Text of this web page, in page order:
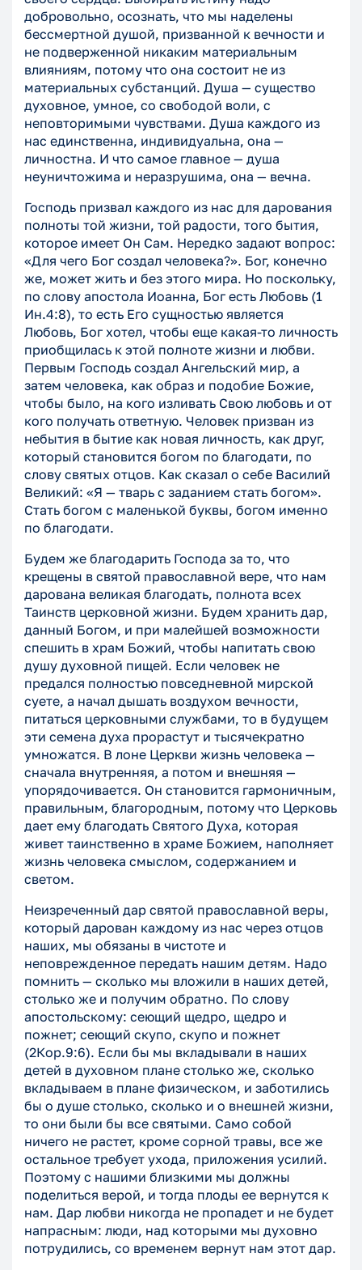
добровольно, осознать, что мы наделены
бессмертной душой, призванной к вечности и
не подверженной никаким материальным
влияниям, потому что она состоит не из
материальных субстанций. Душа — существо
духовное, умное, со свободой воли, с
неповторимыми чувствами. Душа каждого из
нас единственна, индивидуальна, она —
личностна. И что самое главное — душа
неуничтожима и неразрушима, она — вечна.
Господь призвал каждого из нас для дарования
полноты той жизни, той радости, того бытия,
которое имеет Он Сам. Нередко задают вопрос:
«Для чего Бог создал человека?». Бог, конечно
же, может жить и без этого мира. Но поскольку,
по слову апостола Иоанна, Бог есть Любовь (1
Ин.4:8), то есть Его сущностью является
Любовь, Бог хотел, чтобы еще какая-то личность
приобщилась к этой полноте жизни и любви.
Первым Господь создал Ангельский мир, а
затем человека, как образ и подобие Божие,
чтобы было, на кого изливать Свою любовь и от
кого получать ответную. Человек призван из
небытия в бытие как новая личность, как друг,
который становится богом по благодати, по
слову святых отцов. Как сказал о себе Василий
Великий: «Я — тварь с заданием стать богом».
Стать богом с маленькой буквы, богом именно
по благодати.
Будем же благодарить Господа за то, что
крещены в святой православной вере, что нам
дарована великая благодать, полнота всех
Таинств церковной жизни. Будем хранить дар,
данный Богом, и при малейшей возможности
спешить в храм Божий, чтобы напитать свою
душу духовной пищей. Если человек не
предался полностью повседневной мирской
суете, а начал дышать воздухом вечности,
питаться церковными службами, то в будущем
эти семена духа прорастут и тысячекратно
умножатся. В лоне Церкви жизнь человека —
сначала внутренняя, а потом и внешняя —
упорядочивается. Он становится гармоничным,
правильным, благородным, потому что Церковь
дает ему благодать Святого Духа, которая
живет таинственно в храме Божием, наполняет
жизнь человека смыслом, содержанием и
светом.
Неизреченный дар святой православной веры,
который дарован каждому из нас через отцов
наших, мы обязаны в чистоте и
неповрежденное передать нашим детям. Надо
помнить — сколько мы вложили в наших детей,
столько же и получим обратно. По слову
апостольскому: сеющий щедро, щедро и
пожнет; сеющий скупо, скупо и пожнет
(2Кор.9:6). Если бы мы вкладывали в наших
детей в духовном плане столько же, сколько
вкладываем в плане физическом, и заботились
бы о душе столько, сколько и о внешней жизни,
то они были бы все святыми. Само собой
ничего не растет, кроме сорной травы, все же
остальное требует ухода, приложения усилий.
Поэтому с нашими близкими мы должны
поделиться верой, и тогда плоды ее вернутся к
нам. Дар любви никогда не пропадет и не будет
напрасным: люди, над которыми мы духовно
потрудились, со временем вернут нам этот дар.